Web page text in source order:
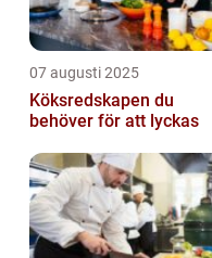
07 augusti 2025
Köksredskapen du
behöver för att lyckas